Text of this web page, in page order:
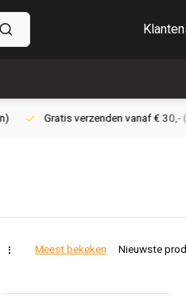
Gratis verzenden vanaf € 30,-
Meest bekeken Nieuwste